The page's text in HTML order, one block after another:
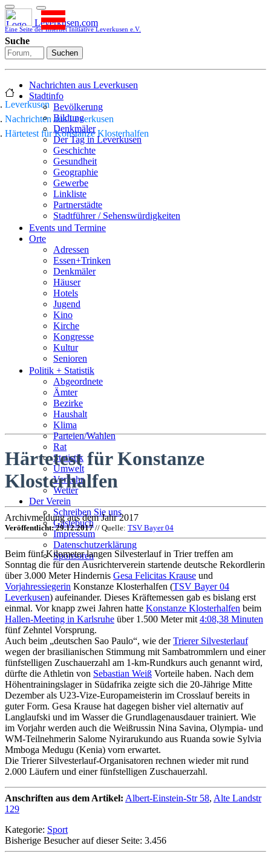
Leverkusen.com
Eine Seite der Internet Initiative Leverkusen e.V.
Suche
Suchen
Nachrichten aus Leverkusen
Stadtinfo
Bevölkerung
Bildung
Denkmäler
Der Tag in Leverkusen
Geschichte
Gesundheit
Geographie
Gewerbe
Linkliste
Partnerstädte
Stadtführer / Sehenswürdigkeiten
Stadtplan
Sport
Who is who
Wohnen
Events und Termine
Orte
Adressen
Essen+Trinken
Denkmäler
Häuser
Hotels
Jugend
Kino
Kirche
Kongresse
Kultur
Senioren
Stadtführer
Straßen
Politik + Statistik
Abgeordnete
Ämter
Bezirke
Haushalt
Klima
Parteien/Wahlen
Rat
Statistik
Umwelt
Verkehr
Wetter
Der Verein
Schreiben Sie uns
Gästebuch
Impressum
Datenschutzerklärung
Sponsoren
Leverkusen
Nachrichten aus Leverkusen
Härtetest für Konstanze Klosterhalfen
Härtetest für Konstanze
Klosterhalfen
Archivmeldung aus dem Jahr 2017
Veröffentlicht: 29.12.2017// Quelle: TSV Bayer 04
Beim fünf Kilometer langen Silvesterlauf in Trier treffen am
Sonntag die für den Ausrichterverein startende deutsche Rekordlerin
über 3.000 Meter Hindernis Gesa Felicitas Krause und
Vorjahressiegerin Konstanze Klosterhalfen (TSV Bayer 04
Leverkusen) aufeinander. Dieses Kräftemessen gab es bislang erst
einmal. Vor knapp zwei Jahren hatte Konstanze Klosterhalfen beim
Hallen-Meeting in Karlsruhe über 1.500 Meter mit 4:08,38 Minuten
fünf Zehntel Vorsprung.
Auch beim „deutschen Sao Paulo“, wie derTrierer Silvesterlauf
wegen der brasilianischen Stimmung mit Sambatrommlern und einer
fünfstelligen Zuschauerzahl am 1-km-Rundkurs auch genannt wird,
dürfte die Athletin von Sebastian Weiß Vorteile haben. Nach dem
Höhentrainingslager in Südafrika zeigte sich die 20-Jährige Mitte
Dezember als U23-Vize-Europameisterin im Crosslauf bereits in
guter Form. Gesa Krause hat dagegen bisher viel alternativ auf
Langlaufski und im Wasser die Grundlagenausdauer trainiert. Wie
im Vorjahr werden auch die Weißrussin Nina Savina, Olympia- und
WM-Teilnehmerin Salome Nyirarukundo aus Ruanda sowie Sylvia
Mmboga Medugu (Kenia) vorn erwartet.
Die Trierer Silvesterlauf-Organisatoren rechnen wieder mit rund
2.000 Läufern und einer fünfstelligen Zuschauerzahl.
Anschriften aus dem Artikel: Albert-Einstein-Str 58, Alte Landstr
129
Kategorie: Sport
Bisherige Besucher auf dieser Seite: 3.456